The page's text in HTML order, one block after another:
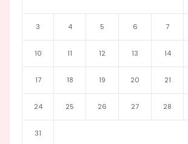
3 4 5 6 7
10 11 12 13 14
17 18 19 20 21
24 25 26 27 28
31